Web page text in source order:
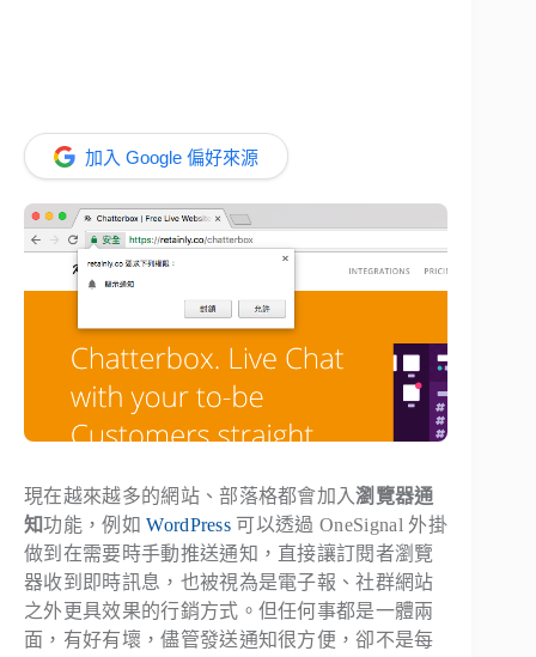
加入 Google 偏好來源
現在越來越多的網站、部落格都會加入瀏覽器通
知功能，例如WordPress 可以透過 OneSignal 外掛
做到在需要時手動推送通知，直接讓訂閱者瀏覽
器收到即時訊息，也被視為是電子報、社群網站
之外更具效果的行銷方式。但任何事都是一體兩
面，有好有壞，儘管發送通知很方便，卻不是每